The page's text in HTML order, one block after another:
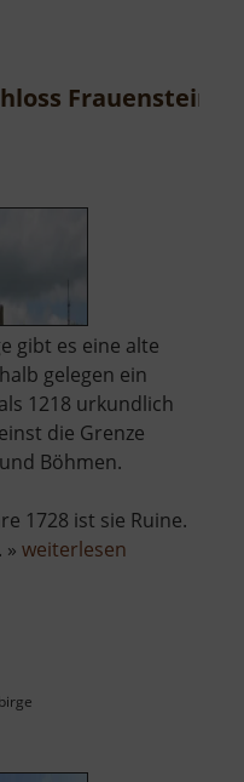
Frauenstein
gibt es eine alte
gelegen ein
1218 urkundlich
die Grenze
Böhmen.
1728 ist sie Ruine.
» weiterlesen